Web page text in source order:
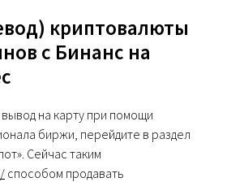
криптовалюты
c Бинанс на
на карту при помощи
биржи, перейдите в раздел
Сейчас таким
способом продавать